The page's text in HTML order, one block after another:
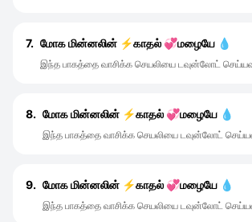
7. மோக மின்னலின் ⚡காதல் 💞மழையே 💧
இந்த பாகத்தை வாசிக்க செயலியை டவுன்லோட்
8. மோக மின்னலின் ⚡காதல் 💞மழையே 💧
இந்த பாகத்தை வாசிக்க செயலியை டவுன்லோட்
9. மோக மின்னலின் ⚡காதல் 💞மழையே 💧
இந்த பாகத்தை வாசிக்க செயலியை டவுன்லோட்